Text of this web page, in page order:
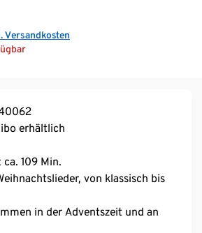
Versandkosten
erhältlich
109 Min.
von klassisch bis
in der Adventszeit und an